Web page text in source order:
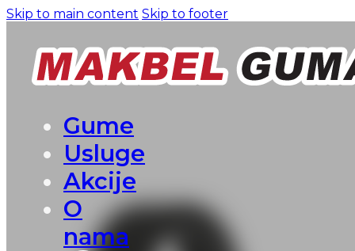
Skip to main content Skip to footer
Gume
Usluge
Akcije
O
nama